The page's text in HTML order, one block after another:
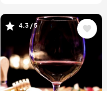
Image
4.3 / 5